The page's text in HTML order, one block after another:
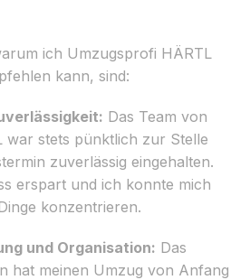
ich Umzugsprofi HÄRTL
kann, sind:
Das Team von
war stets pünktlich zur Stelle
zuverlässig eingehalten.
erspart und ich konnte mich
konzentrieren.
und Organisation: Das
hat meinen Umzug von Anfang